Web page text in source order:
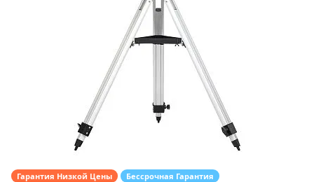
Гарантия Низкой Цены Бессрочная Гарантия